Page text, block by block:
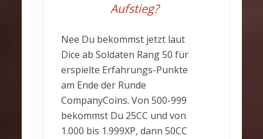
Aufstieg?
Nee Du bekommst jetzt laut
Dice ab Soldaten Rang 50 für
erspielte Erfahrungs-Punkte
am Ende der Runde
CompanyCoins. Von 500-999
bekommst Du 25CC und von
1.000 bis 1.999XP, dann 50CC